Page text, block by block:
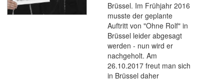
Brüssel. Im Frühjahr 2016
musste der geplante
Auftritt von "Ohne Rolf" in
Brüssel leider abgesagt
werden - nun wird er
nachgeholt. Am
26.10.2017 freut man sich
in Brüssel daher